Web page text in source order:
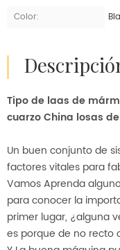
Color:
Tipo de laas de
cuarzo China losas
Un buen conjunto de
factores vitales para
Vamos Aprenda
para conocer la
primer lugar, ¿alguna
es porque de no recto